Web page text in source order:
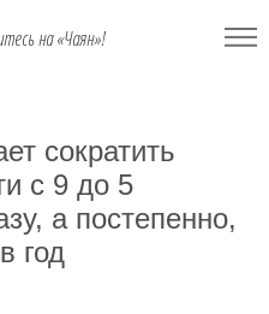
на «Чаян»!
сократить
с 9 до 5
а постепенно,
год